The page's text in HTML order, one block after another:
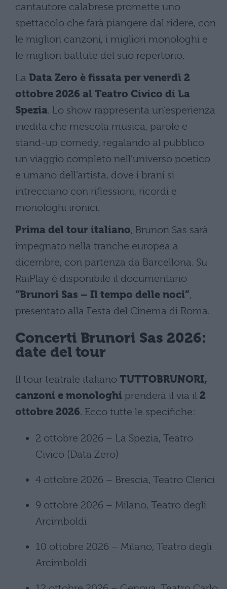
cantautore calabrese promette uno
spettacolo che farà piangere dal ridere, con
le migliori canzoni, i migliori monologhi e
le migliori battute del suo repertorio.
La Data Zero è fissata per venerdì 2
ottobre 2026 al Teatro Civico di La
Spezia. Lo show rappresenta un’esperienza
inedita che mescola musica, parole e
stand-up comedy, regalando al pubblico
un viaggio completo nell’universo poetico
e umano dell’artista, dove i brani si
intrecciano con riflessioni, ricordi e
monologhi ironici.
Prima del tour italiano, Brunori Sas sarà
impegnato nella tranche europea a
dicembre, con partenza da Barcellona. Su
RaiPlay è disponibile il documentario
“Brunori Sas – Il tempo delle noci”,
presentato alla Festa del Cinema di Roma.
Concerti Brunori Sas 2026:
date del tour
Il tour teatrale italiano TUTTOBRUNORI,
canzoni e monologhi prenderà il via il 2
ottobre 2026. Ecco tutte le specifiche:
2 ottobre 2026 – La Spezia, Teatro
Civico (Data Zero)
4 ottobre 2026 – Brescia, Teatro Clerici
9 ottobre 2026 – Milano, Teatro degli
Arcimboldi
10 ottobre 2026 – Milano, Teatro degli
Arcimboldi